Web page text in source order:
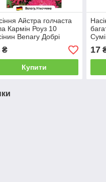
Айстра голчаста
Кармін Роуз 10
Benary Добрі
₴
Купити
17